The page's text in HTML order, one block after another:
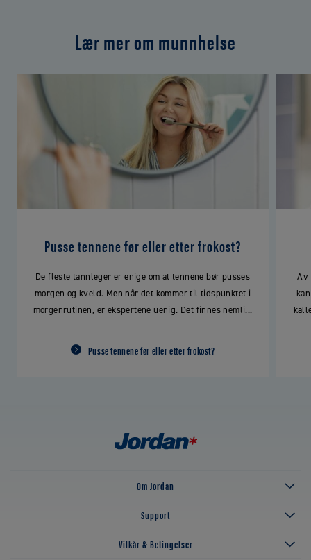
Lær mer om munnhelse
Pusse tennene før eller etter frokost?
De fleste tannleger er enige om at tennene bør pusses
morgen og kveld. Men når det kommer til tidspunktet i
morgenrutinen, er ekspertene uenig. Det finnes nemli...
Pusse tennene før eller etter frokost?
Av
Om Jordan
Support
Vilkår & Betingelser